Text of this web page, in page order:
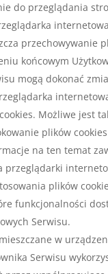
do przeglądania
przechowywanie
końcowym
mogą dokonać
Możliwe jest
plików cookies
na ten temat
przeglądarki
plików
funkcjonalności
Serwisu.
w
Serwisu